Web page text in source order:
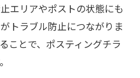
配布時のマナー徹底解説
ってはいけない行動例
複投函を避ける工夫
エリアやポストの状態にも
トラブル防止につながりま
ことで、ポスティングチラ